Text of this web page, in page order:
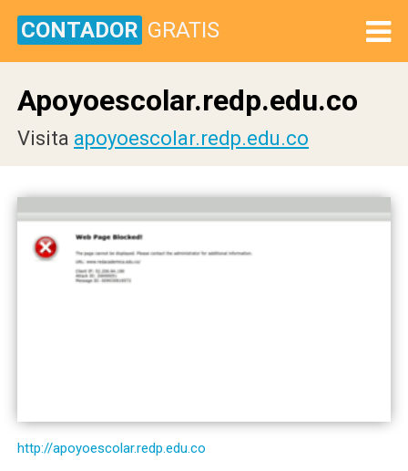
CONTADOR GRATIS
Apoyoescolar.redp.edu.co
Visita apoyoescolar.redp.edu.co
http://apoyoescolar.redp.edu.co